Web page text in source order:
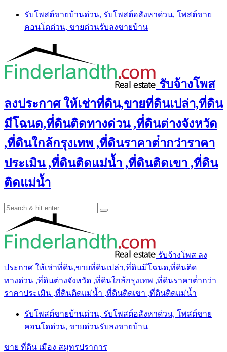
Skip
content
รับโพสต์ขายบ้านด่วน, รับโพสต์อสังหาด่วน, โพสต์ขาย
คอนโดด่วน, ขายด่วนรับลงขายบ้าน
รับจ้างโพส
ลงประกาศ ให้เช่าที่ดิน,ขายที่ดินเปล่า,ที่ดิน
มีโฉนด,ที่ดินติดทางด่วน ,ที่ดินต่างจังหวัด
,ที่ดินใกล้กรุงเทพ ,ที่ดินราคาต่ํากว่าราคา
ประเมิน ,ที่ดินติดแม่น้ำ ,ที่ดินติดเขา ,ที่ดิน
ติดแม่น้ำ
รับจ้างโพส ลง
ประกาศ ให้เช่าที่ดิน,ขายที่ดินเปล่า,ที่ดินมีโฉนด,ที่ดินติด
ทางด่วน ,ที่ดินต่างจังหวัด ,ที่ดินใกล้กรุงเทพ ,ที่ดินราคาต่ํากว่า
ราคาประเมิน ,ที่ดินติดแม่น้ำ ,ที่ดินติดเขา ,ที่ดินติดแม่น้ำ
รับโพสต์ขายบ้านด่วน, รับโพสต์อสังหาด่วน, โพสต์ขาย
คอนโดด่วน, ขายด่วนรับลงขายบ้าน
ขาย ที่ดิน เมือง สมุทรปราการ